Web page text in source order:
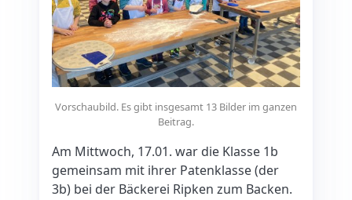
Vorschaubild. Es gibt insgesamt 13 Bilder im ganzen
Beitrag.
Am Mittwoch, 17.01. war die Klasse 1b
gemeinsam mit ihrer Patenklasse (der
3b) bei der Bäckerei Ripken zum Backen.